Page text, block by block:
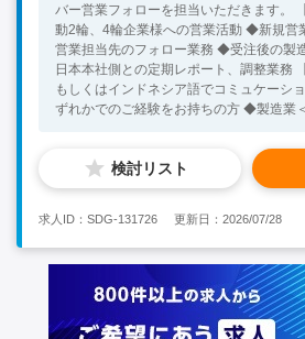
バー営業フォローを担当いただきます。
動2輪、4輪企業様への営業活動 ◆新規営
営業担当先のフォロー業務 ◆受注後の製
日本本社側との定期レポート、調整業務 【必須スキル】 ◆英語
もしくはインドネシア語でコミュケーシ
ずれかでのご経験をお持ちの方 ◆製造業
工業製品＞で営業・調達のいずれかでの
【歓迎スキル】 ◆自動2輪・4輪業界での
海外での勤務経験をお持ちの方 【将来的
検討リスト
求人ID：SDG-131726 更新日：2026/07/28